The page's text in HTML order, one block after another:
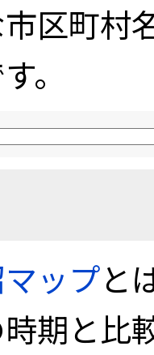
区町村
。
ップと
期と比